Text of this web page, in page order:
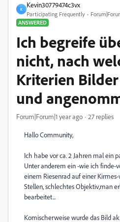
K
Kevin30779474c3vx
Participating Frequently
ANSWERED
Ich begreife
nicht, nach
Kriterien
und
Forum|Forum|1 year ago 27 replies
Hallo Community,
Ich habe vor ca. 2 Jahren mal ein
Unter anderem ein -wie ich finde-
einem Riesenrad auf einer
Stellen, schlechtes Objektiv,man
bearbeitet...
Komischerweise wurde das Bild